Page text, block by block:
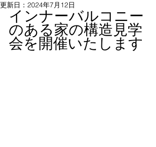
更新日： 2024年7月12日
インナーバルコニー
のある家の構造見学
会を開催いたします